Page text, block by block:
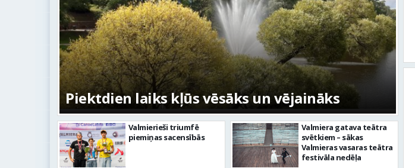
Piektdien laiks kļūs vēsāks un vējaināks
Valmierieši triumfē
piemiņas sacensībās
Valmiera gatava teātra
svētkiem – sākas
Valmieras vasaras teātra
festivāla nedēļa